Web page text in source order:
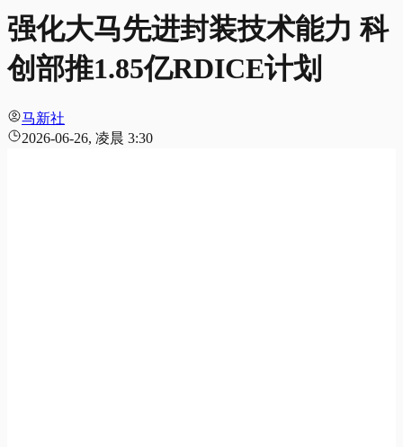
强化大马先进封装技术能力 科
创部推1.85亿RDICE计划
马新社
2026-06-26, 凌晨 3:30